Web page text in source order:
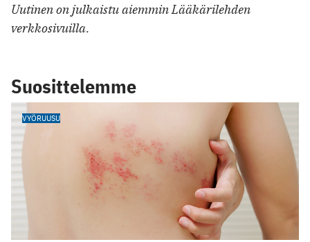
Uutinen on julkaistu aiemmin Lääkärilehden
verkkosivuilla.
Suosittelemme
VYÖRUUSU